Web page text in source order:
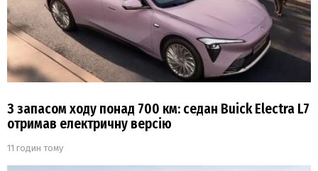
З запасом ходу понад 700 км: седан Buick Electra L7
отримав електричну версію
11 годин тому